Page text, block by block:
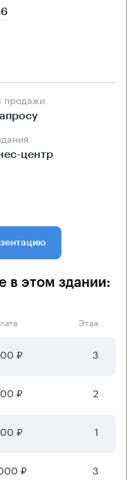
продажи
центр
в этом здании:
Этаж
₽ 3
₽ 2
₽ 1
₽ 3